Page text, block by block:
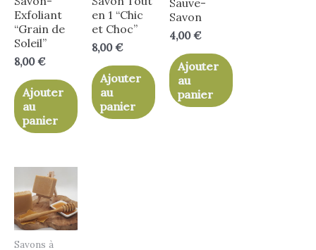
Exfoliant
“Grain de
Soleil”
8,00€
Ajouter
au
panier
en 1 “Chic
et Choc”
8,00€
Ajouter
au
panier
Sauve-
Savon
4,00€
Ajouter
au
panier
Savons à